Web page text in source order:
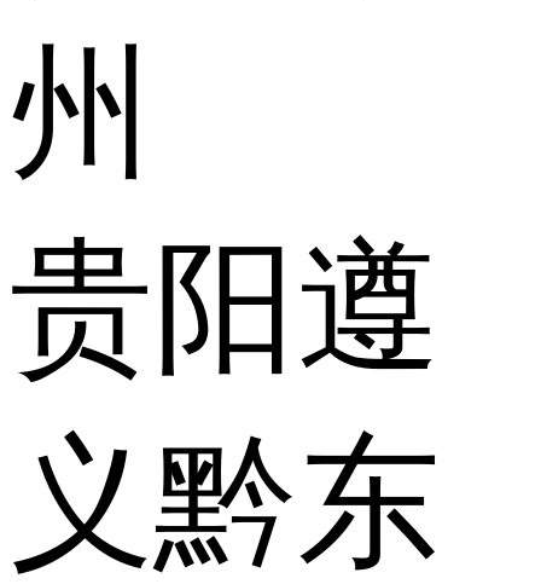
州
贵阳遵
义黔东